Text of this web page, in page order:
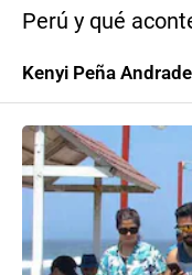
Perú y qué
Kenyi Peña Andrade